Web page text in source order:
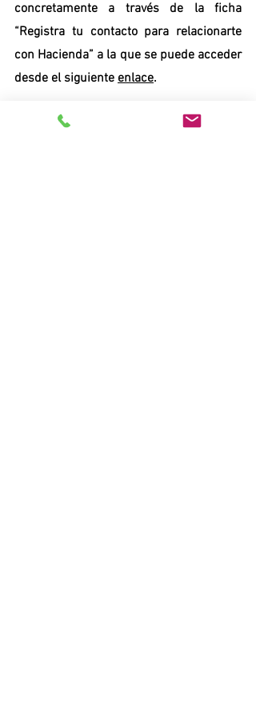
concretamente a través de la ficha
“Registra tu contacto para relacionarte
con Hacienda” a la que se puede acceder
desde el siguiente enlace.